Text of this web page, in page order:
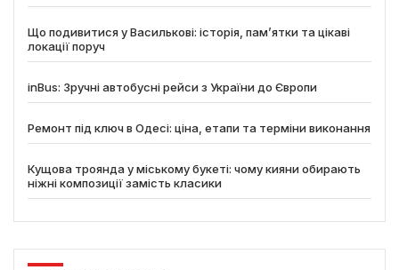
Що подивитися у Василькові: історія, пам’ятки та цікаві
локації поруч
inBus: Зручні автобусні рейси з України до Європи
Ремонт під ключ в Одесі: ціна, етапи та терміни виконання
Кущова троянда у міському букеті: чому кияни обирають
ніжні композиції замість класики